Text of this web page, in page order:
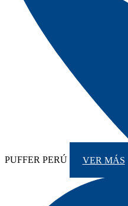
PUFFER PERÚ VER MÁS